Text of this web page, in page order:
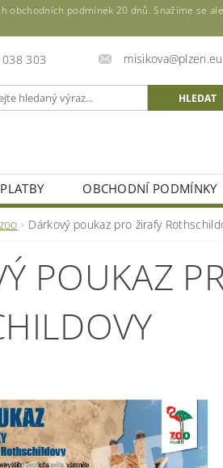
obchodních podmínek 20 dnů. Snažíme se
303 misikova@plzen.eu
OBCHODNÍ PODMÍNKY
Dárkový poukaz pro žirafy
POUKAZ